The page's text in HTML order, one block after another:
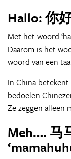
Hallo: 你
Met het woord
Daarom is het
woord van een
In China betekent
bedoelen
Ze zeggen alleen
Meh…. 马